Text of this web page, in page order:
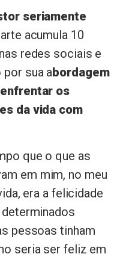
seriamente
acumula 10
redes sociais e
sua abordagem
os
da vida com
que o que as
em mim, no meu
era a felicidade
pessoas tinham
seria ser feliz em